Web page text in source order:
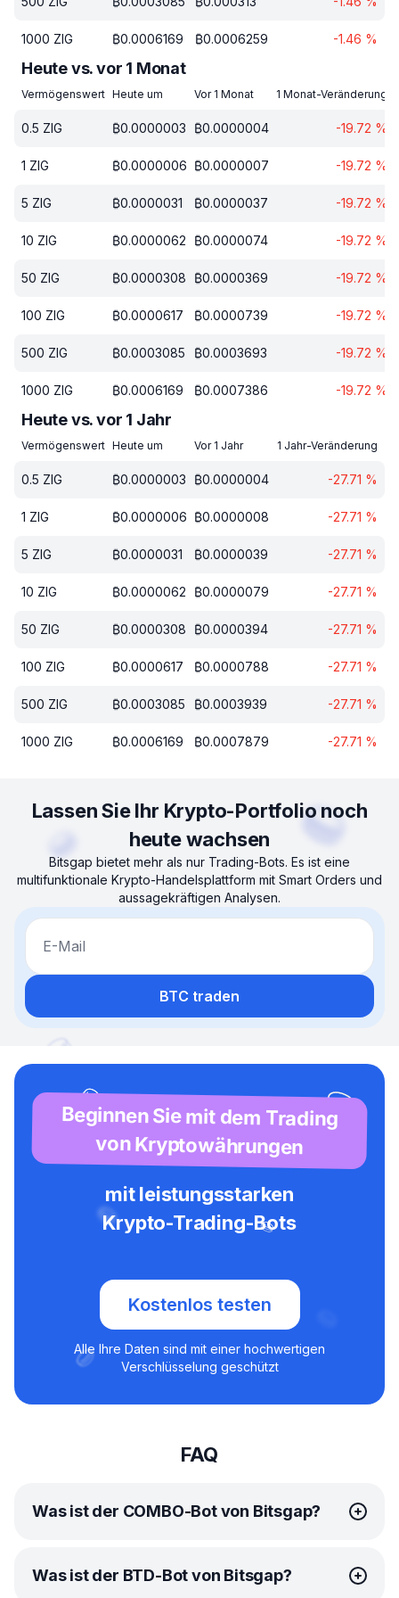
1000 ZIG ₿0.0006169 ₿0.0006259 -1.46 %
Heute vs. vor 1 Monat
Vermögenswert Heute um Vor 1 Monat 1 Monat-Veränderung
0.5 ZIG ₿0.0000003 ₿0.0000004 -19.72 %
1 ZIG ₿0.0000006 ₿0.0000007 -19.72 %
5 ZIG ₿0.0000031 ₿0.0000037 -19.72 %
10 ZIG ₿0.0000062 ₿0.0000074 -19.72 %
50 ZIG ₿0.0000308 ₿0.0000369 -19.72 %
100 ZIG ₿0.0000617 ₿0.0000739 -19.72 %
500 ZIG ₿0.0003085 ₿0.0003693 -19.72 %
1000 ZIG ₿0.0006169 ₿0.0007386 -19.72 %
Heute vs. vor 1 Jahr
Vermögenswert Heute um Vor 1 Jahr 1 Jahr-Veränderung
0.5 ZIG ₿0.0000003 ₿0.0000004 -27.71 %
1 ZIG ₿0.0000006 ₿0.0000008 -27.71 %
5 ZIG ₿0.0000031 ₿0.0000039 -27.71 %
10 ZIG ₿0.0000062 ₿0.0000079 -27.71 %
50 ZIG ₿0.0000308 ₿0.0000394 -27.71 %
100 ZIG ₿0.0000617 ₿0.0000788 -27.71 %
500 ZIG ₿0.0003085 ₿0.0003939 -27.71 %
1000 ZIG ₿0.0006169 ₿0.0007879 -27.71 %
Lassen Sie Ihr Krypto-Portfolio noch
heute wachsen
Bitsgap bietet mehr als nur Trading-Bots. Es ist eine
multifunktionale Krypto-Handelsplattform mit Smart Orders und
aussagekräftigen Analysen.
E-Mail
BTC traden
Beginnen Sie mit dem Trading
von Kryptowährungen
mit leistungsstarken
Krypto-Trading-Bots
Kostenlos testen
Alle Ihre Daten sind mit einer hochwertigen
Verschlüsselung geschützt
FAQ
Was ist der COMBO-Bot von Bitsgap?
Der COMBO-Botvon Bitsgap ist eine ausgeklügelte
automatisierte Handelslösung, die speziell für den
Was ist der BTD-Bot von Bitsgap?